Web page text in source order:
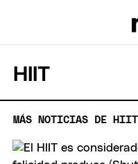
HIIT
MÁS NOTICIAS DE HIIT